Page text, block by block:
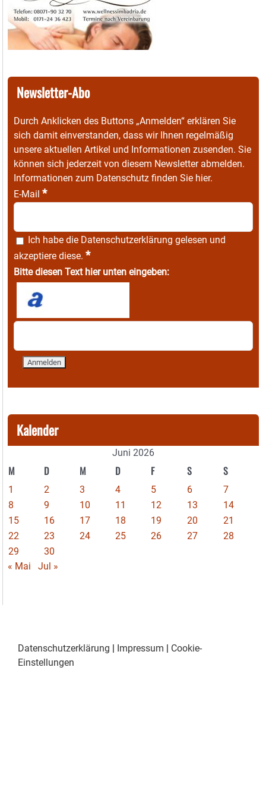
Newsletter-Abo
Durch Anklicken des Buttons „Anmelden“ erklären Sie
sich damit einverstanden, dass wir Ihnen regelmäßig
unsere aktuellen Artikel und Informationen zusenden. Sie
können sich jederzeit von diesem Newsletter abmelden.
Informationen zum Datenschutz finden Sie hier.
E-Mail *
Ich habe die Datenschutzerklärung gelesen und
akzeptiere diese. *
Bitte diesen Text hier unten eingeben:
Kalender
Juni 2026
M D M D F S S
1 2 3 4 5 6
7
8
9 10 11 12 13
14
15
16 17 18 19 20
21
22
23 24 25 26 27
28
29
30
« Mai
Jul »
Datenschutzerklärung Impressum
Cookie-
Einstellungen